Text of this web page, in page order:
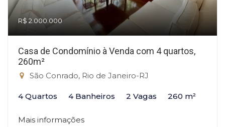
R$ 2.000.000
Casa de Condomínio à Venda com 4 quartos,
260m²
São Conrado, Rio de Janeiro-RJ
4 Quartos 4 Banheiros 2 Vagas 260 m²
Mais informações